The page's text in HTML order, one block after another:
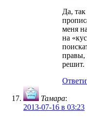
Да,
меня
на
правы,
решит.
Тамара:
2013-07-16 в 03:23